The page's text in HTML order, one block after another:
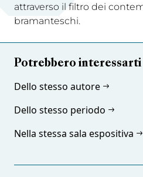
attraverso il filtro dei
bramanteschi.
Potrebbero interessarti
Dello stesso autore
Dello stesso periodo
Nella stessa sala espositiva